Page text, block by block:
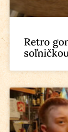
Retro